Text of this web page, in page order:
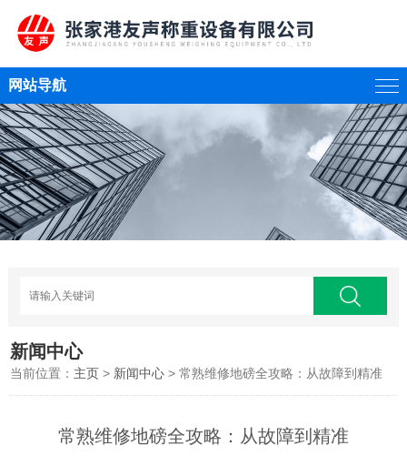
网站导航
新闻中心
当前位置： 主页 > 新闻中心 > 常熟维修地磅全攻略：从故障到精准
常熟维修地磅全攻略：从故障到精准